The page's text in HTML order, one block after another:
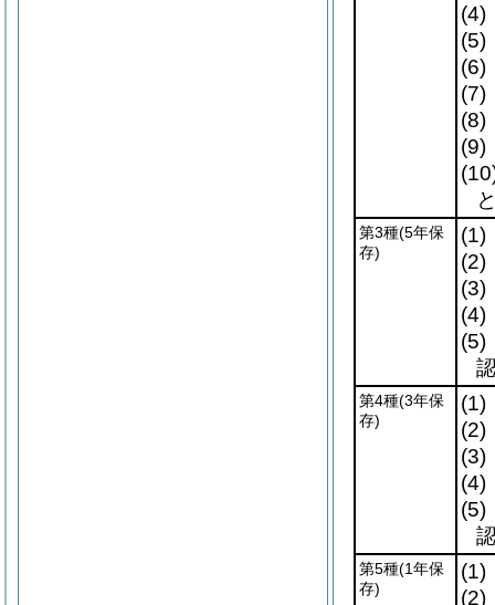
(4)
(5)
(6)
(7)
(8)
(9)
第3種(5年保
存)
(1)
(2)
(3)
(4)
(5)
第4種(3年保
存)
(1)
(2)
(3)
(4)
(5)
第5種(1年保
存)
(1)
(2)